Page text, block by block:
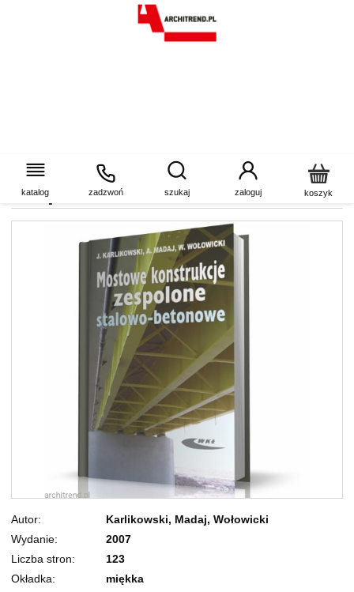
katalog zadzwoń szukaj zaloguj koszyk
Mostowe konstrukcje
zespolone stalowo-betonowe
Autor
Karlikowski, Madaj, Wołowicki
Wydanie
2007
Liczba stron
123
Okładka
miękka